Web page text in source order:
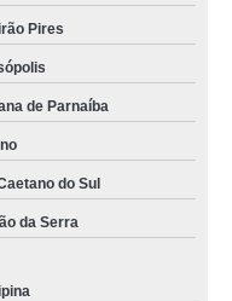
Cachoeirinha
Paulista
do Norte
Pires
de Parnaíba
do Sul
da Serra